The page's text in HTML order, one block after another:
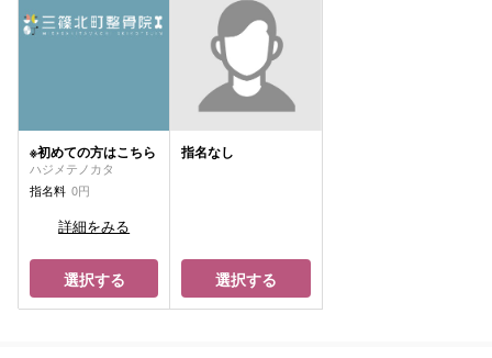
※初めての方はこちら
ハジメテノカタ
指名料 0円
詳細をみる
選択する
指名なし
選択する